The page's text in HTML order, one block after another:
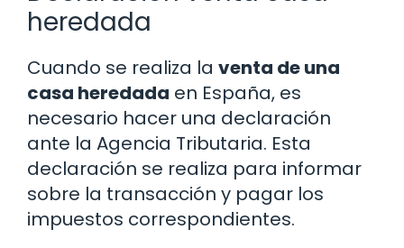
heredada
Cuando se realiza la venta de una
casa heredada en España, es
necesario hacer una declaración
ante la Agencia Tributaria. Esta
declaración se realiza para informar
sobre la transacción y pagar los
impuestos correspondientes.